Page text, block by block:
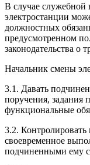
В случае служебной
электростанции
должностных
предусмотренном
законодательства о
Начальник смены
3.1. Давать
поручения, задания
функциональные
3.2.
своевременное
подчиненными ему